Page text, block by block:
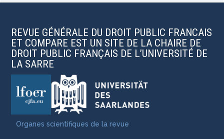
REVUE GÉNÉRALE DU DROIT PUBLIC FRANCAIS
ET COMPARE EST UN SITE DE LA CHAIRE DE
DROIT PUBLIC FRANÇAIS DE L’UNIVERSITÉ DE
LA SARRE
Organes scientifiques de la revue